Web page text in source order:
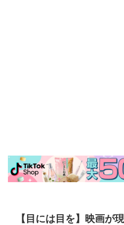
【目には目を】映画が